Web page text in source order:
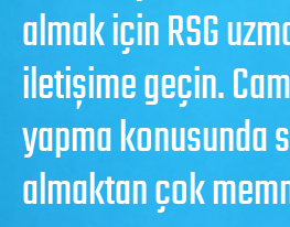
almak için RSG
iletişime geçin.
yapma konusunda
almaktan çok